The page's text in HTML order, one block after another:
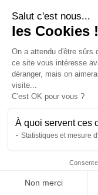
4 124 avis
Trustpilot
Opinion
Salut c'est nous...
les Cookies !
On a attendu d'être sûrs
ce site vous intéresse
déranger, mais on
visite...
C'est OK pour vous ?
À quoi servent ces
Statistiques et mesure
Non merci